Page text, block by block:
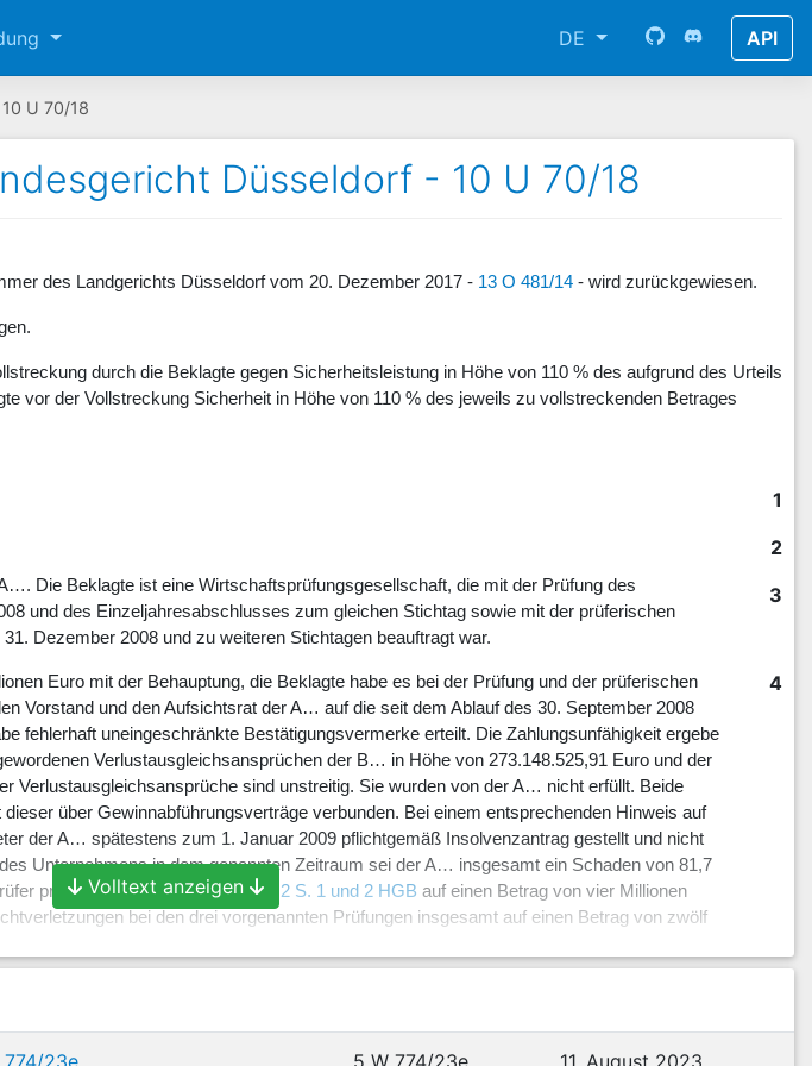
DE API
10 U 70/18
Düsseldorf - 10 U 70/18
des Landgerichts Düsseldorf vom 20. Dezember 2017 - 13 O 481/14 - wird zurückgewiesen.
durch die Beklagte gegen Sicherheitsleistung in Höhe von 110 % des aufgrund des Urteils
vor der Vollstreckung Sicherheit in Höhe von 110 % des jeweils zu vollstreckenden Betrages
1
2
3
Die Beklagte ist eine Wirtschaftsprüfungsgesellschaft, die mit der Prüfung des
und des Einzeljahresabschlusses zum gleichen Stichtag sowie mit der prüferischen
Dezember 2008 und zu weiteren Stichtagen beauftragt war.
4
Euro mit der Behauptung, die Beklagte habe es bei der Prüfung und der prüferischen
Vorstand und den Aufsichtsrat der A… auf die seit dem Ablauf des 30. September 2008
fehlerhaft uneingeschränkte Bestätigungsvermerke erteilt. Die Zahlungsunfähigkeit ergebe
Verlustausgleichsansprüchen der B… in Höhe von 273.148.525,91 Euro und der
Verlustausgleichsansprüche sind unstreitig. Sie wurden von der A… nicht erfüllt. Beide
über Gewinnabführungsverträge verbunden. Bei einem entsprechenden Hinweis auf
der A… spätestens zum 1. Januar 2009 pflichtgemäß Insolvenzantrag gestellt und nicht
Unternehmens in dem genannten Zeitraum sei der A… insgesamt ein Schaden von 81,7
pro Prüfung gemäß§ 323 Abs. 2 S. 1 und 2 HGB auf einen Betrag von vier Millionen
bei den drei vorgenannten Prüfungen insgesamt auf einen Betrag von zwölf
und -vorschüsse in Höhe von 448.868,46 Euro.
gestellten Anträge wird auf das angefochtene Urteil verwiesen, § 540 ZPO.
Volltext anzeigen
774/23e 5 W 774/23e 11. August 2023